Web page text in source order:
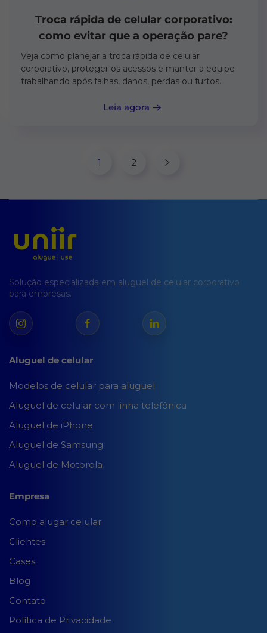
Troca rápida de celular corporativo:
como evitar que a operação pare?
Veja como planejar a troca rápida de celular
corporativo, proteger os acessos e manter a equipe
trabalhando após falhas, danos, perdas ou furtos.
Leia agora
1 2
Solução especializada em aluguel de celular corporativo
para empresas.
Aluguel de celular
Modelos de celular para aluguel
Aluguel de celular com linha telefônica
Aluguel de iPhone
Aluguel de Samsung
Aluguel de Motorola
Empresa
Como alugar celular
Clientes
Cases
Blog
Contato
Política de Privacidade